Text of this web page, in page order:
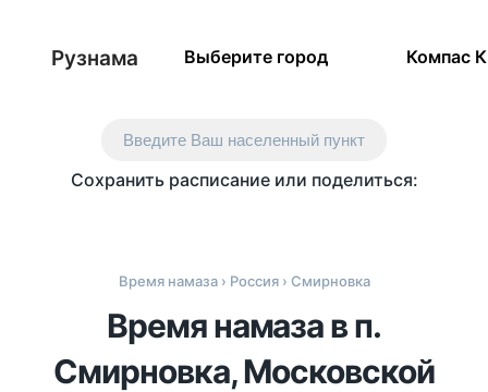
Рузнама Выберите город Компас
Введите Ваш населенный пункт
Сохранить расписание или поделиться:
Время намаза› Россия› Смирновка
Время намаза в п.
Смирновка, Московской